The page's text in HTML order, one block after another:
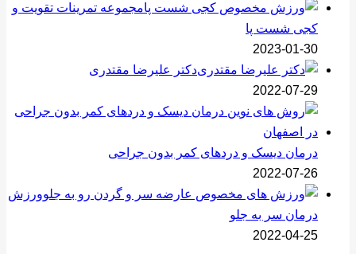
مجموعه تمرینات تقویت و
کجی شست پا
2023-01-30
دکتر علیرضا مقتدری
2022-07-29
درمان دیسک و دردهای کمر بدون جراحی
2022-07-26
ورزش
درمان سر به جلو
2022-04-25